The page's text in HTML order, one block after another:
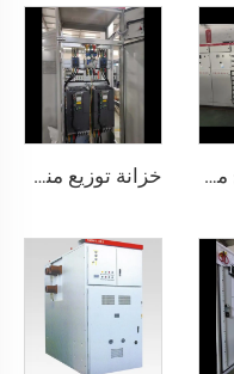
خزانة مفاتيح منخفضة الجهد قابلة للسحب - GCS خزانة توزيع منخفضة الجهد GGD 630A-4000A، ثلاثي الفاز، تصميم معياري